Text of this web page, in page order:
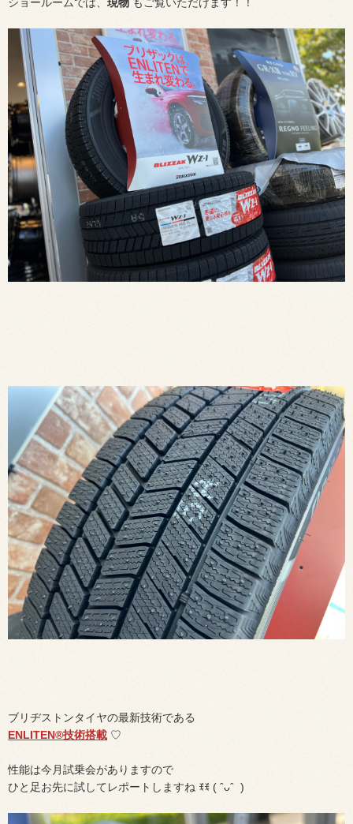
ブリヂストンタイヤの最新技術である
ENLITEN®︎技術搭載 ♡
性能は今月試乗会がありますので
ひと足お先に試してレポートしますね ꉂꉂ ( ˆᴗˆ )